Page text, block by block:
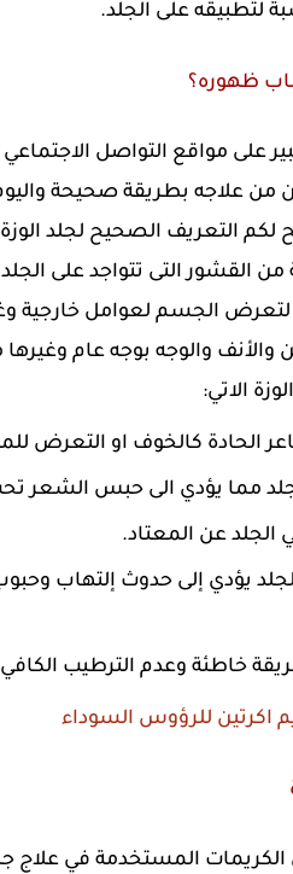
لتطبيقه على الجلد.
ظهوره؟
على مواقع التواصل
علاجه بطريقة صحيحة
لكم التعريف الصحيح لجلد
من القشور التى تتواجد على
الجسم لعوامل خارجية
والأنف والوجه بوجه عام
الاتي:
الحادة كالخوف او التعرض
مما يؤدي الى حبس الشعر
الجلد عن المعتاد.
يؤدي إلى حدوث إلتهاب
خاطئة وعدم الترطيب الكافي
اكرتين للرؤوس السوداء
الكريمات المستخدمة في علاج